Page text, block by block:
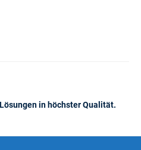
in höchster Qualität.